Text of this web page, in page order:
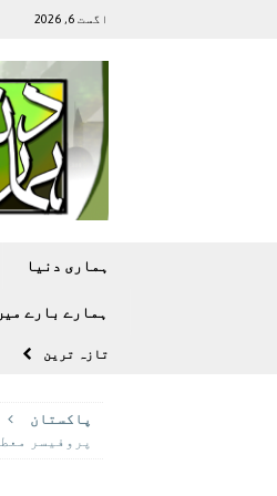
اگست 6, 2026
ہماری دنیا
ہمارے بارے
تازہ ترين
پاکستان
پروفیسر